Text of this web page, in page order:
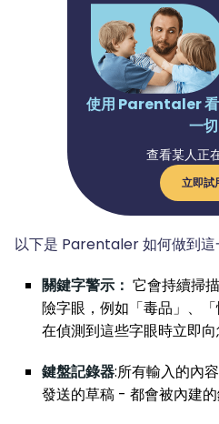
使用 Parentaler 看
一切
查看某人正
立即試
以下是 Parentaler 如何做到這
關鍵字警示： 它會持續掃
險字眼，例如「毒品」、
在偵測到這些字眼時立即向
鍵盤記錄器:所有輸入的內
發送的草稿 - 都會被內建的